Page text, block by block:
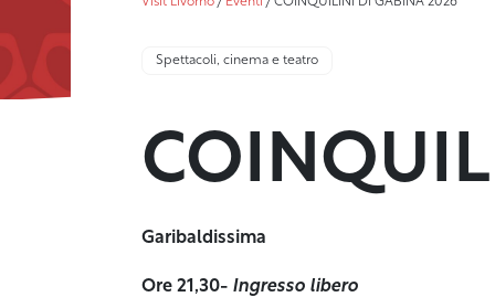
Spettacoli, cinema e teatro
Garibaldissima
Ore 21,30- Ingresso libero